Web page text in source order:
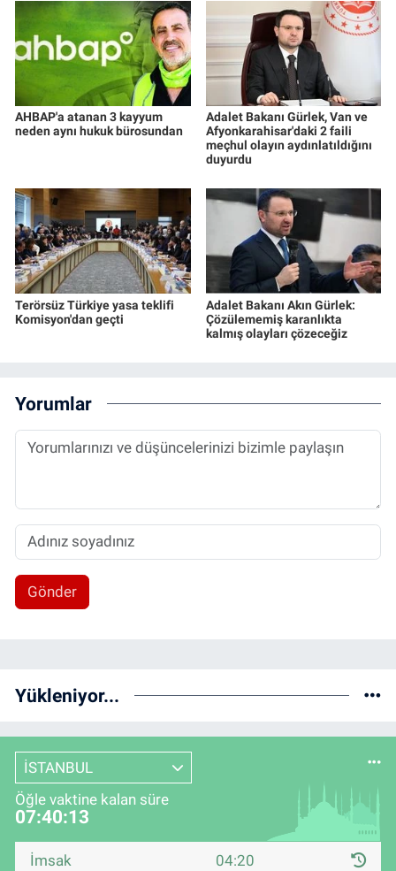
AHBAP'a atanan 3 kayyum
neden aynı hukuk bürosundan
Adalet Bakanı Gürlek, Van ve
Afyonkarahisar'daki 2 faili
meçhul olayın aydınlatıldığını
duyurdu
Terörsüz Türkiye yasa teklifi
Komisyon'dan geçti
Adalet Bakanı Akın Gürlek:
Çözülememiş karanlıkta
kalmış olayları çözeceğiz
Yorumlar
Gönder
Yükleniyor...
İSTANBUL
Öğle vaktine kalan süre
07:40:12
İmsak 04:20